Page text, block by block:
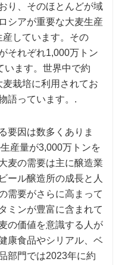
り、そのほとんどが域
シアが重要な大麦生産
しています。その
それぞれ1,000万トン
います。世界中で約
栽培に利用されてお
語っています。.
要因は数多くありま
産量が3,000万トンを
麦の需要は主に醸造業
ール醸造所の成長と人
需要がさらに高まって
ミンが豊富に含まれて
の価値を意識する人が
康食品やシリアル、ベ
部門では2023年に約